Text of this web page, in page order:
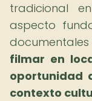
tradicional
aspecto
filmar en
oportunidad
contexto